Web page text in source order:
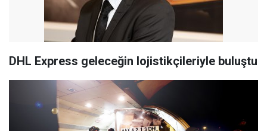
DHL Express geleceğin lojistikçileriyle buluştu